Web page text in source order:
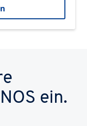
ein.